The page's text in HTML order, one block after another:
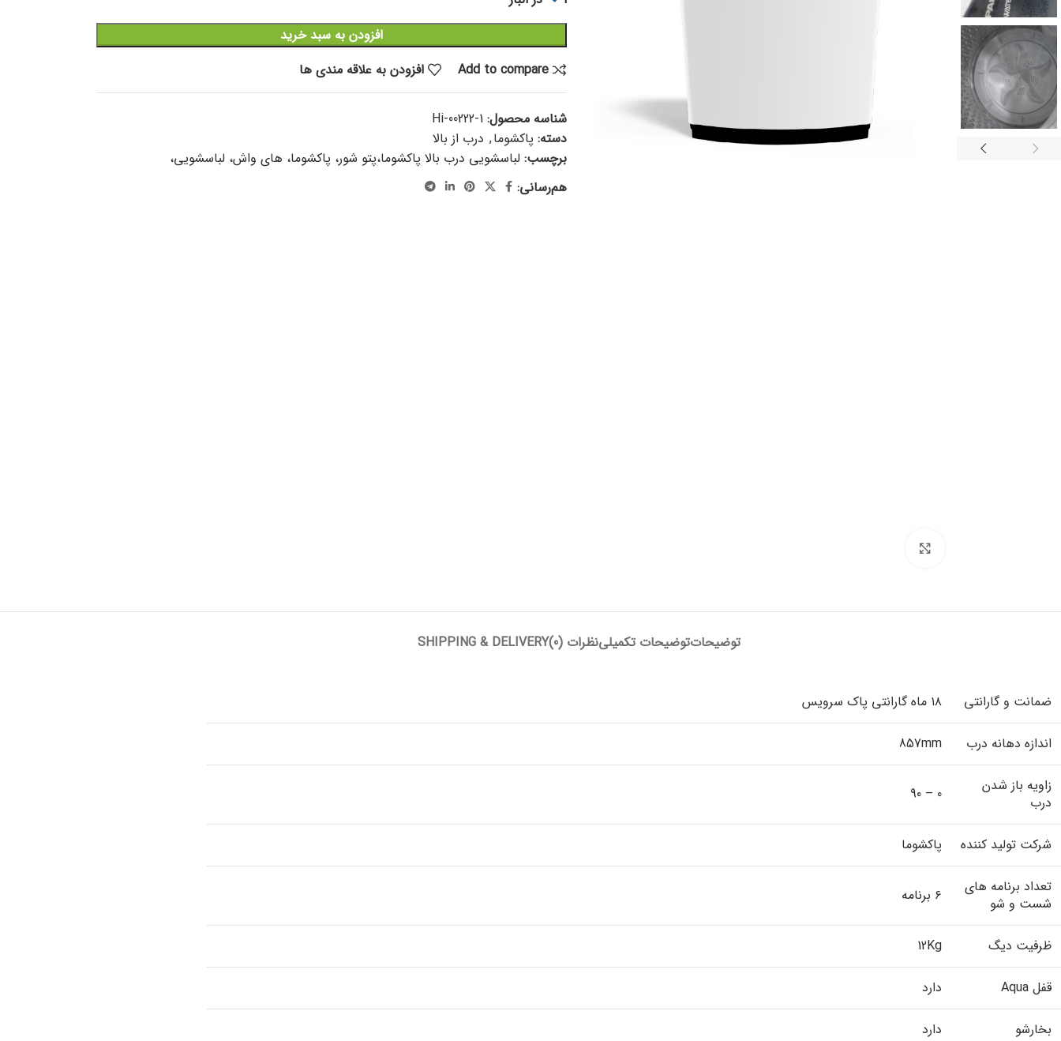
افزودن به سبد خرید
Add to compare
افزودن به علاقه مندی ها
شناسه محصول: Hi-00222-1
دسته: پاکشوما, درب از بالا
برچسب: لباسشویی درب بالا پاکشوما،پتو شور، پاکشوما، های واش، لباسشویی،
هم‌رسانی:
توضیحاتتوضیحات تکمیلینظرات (0) SHIPPING & DELIVERY
ضمانت و گارانتی ۱۸ ماه گارانتی پاک سرویس
اندازه دهانه درب 857mm
زاویه باز شدن
درب
0 – 90
شرکت تولید کننده پاکشوما
تعداد برنامه های
شست و شو
۶ برنامه
ظرفیت دیگ 12Kg
قفل Aqua دارد
بخارشو دارد